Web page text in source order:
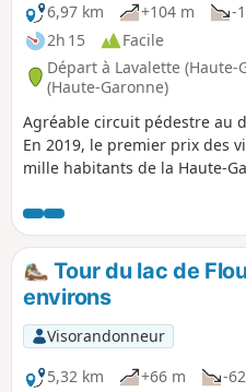
6,97 km
+104 m
-
2h 15
Facile
Départ à Lavalette (Haute-
(Haute-Garonne)
Agréable circuit pédestre au
En 2019, le premier prix des
mille habitants de la Haute-
Tour du lac de
environs
Visorandonneur
5,32 km
+66 m
-